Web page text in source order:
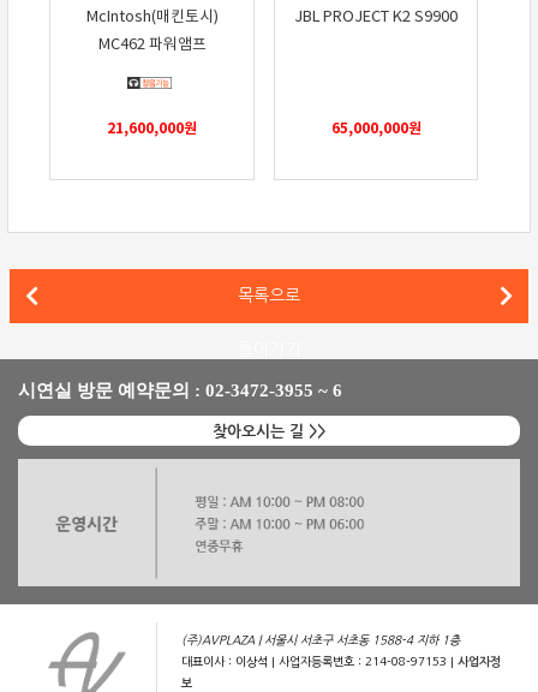
McIntosh(매킨토시)
MC462 파워앰프
21,600,000원
JBL PROJECT K2 S9900
65,000,000원
전남 광주 고객님의 120인치 UHD 4K 홈시어터 Atmos 시스템
경기 군포 고객님의 B&W 와 매킨토시를 이용한 네트워크오디오 시스템
목록으로
시연실 방문 예약문의 : 02-3472-3955 ~ 6
찾아오시는 길 >>
(주)AVPLAZA | 서울시 서초구 서초동 1588-4 지하 1층
대표이사 : 이상석 | 사업자등록번호 : 214-08-97153 |사업자정
보